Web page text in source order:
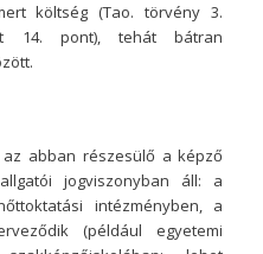
költség (Tao. törvény 3.
14. pont), tehát bátran
abban részesülő a képző
jogviszonyban áll: a
intézményben, a
(például egyetemi